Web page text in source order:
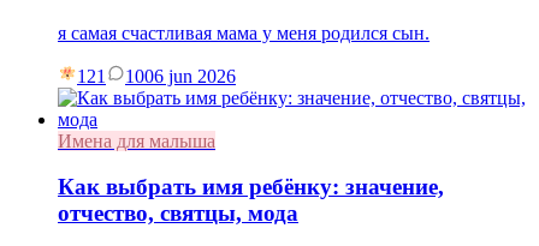
я самая счастливая мама у меня родился сын.
121 1006 jun 2026
Имена для малыша
Как выбрать имя ребёнку: значение,
отчество, святцы, мода